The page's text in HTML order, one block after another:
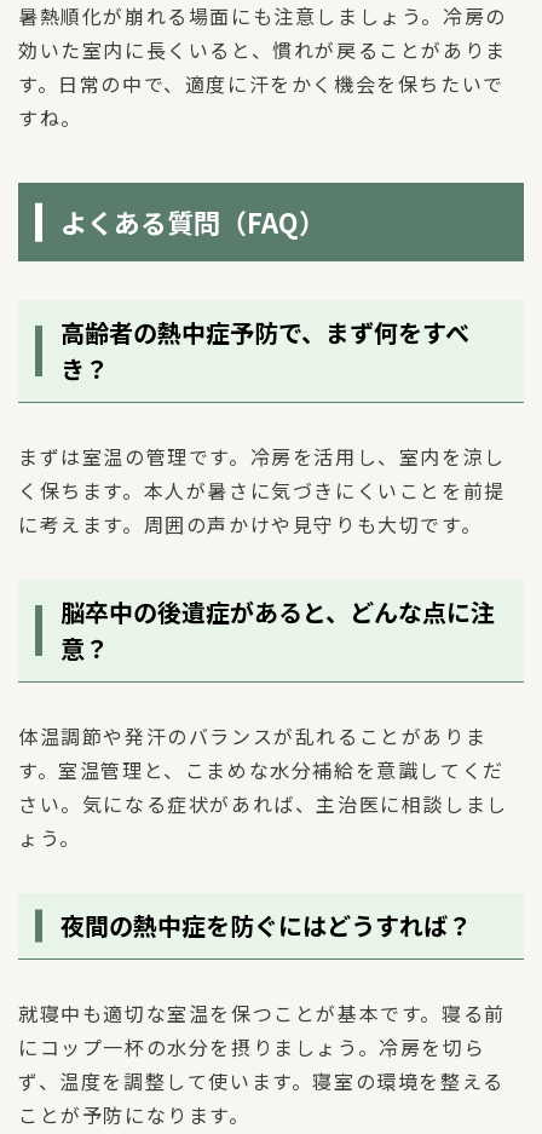
暑熱順化が崩れる場面にも注意しましょう。冷房の
効いた室内に長くいると、慣れが戻ることがありま
す。日常の中で、適度に汗をかく機会を保ちたいで
すね。
よくある質問（FAQ）
高齢者の熱中症予防で、まず何をすべ
き？
まずは室温の管理です。冷房を活用し、室内を涼し
く保ちます。本人が暑さに気づきにくいことを前提
に考えます。周囲の声かけや見守りも大切です。
脳卒中の後遺症があると、どんな点に注
意？
体温調節や発汗のバランスが乱れることがありま
す。室温管理と、こまめな水分補給を意識してくだ
さい。気になる症状があれば、主治医に相談しまし
ょう。
夜間の熱中症を防ぐにはどうすれば？
就寝中も適切な室温を保つことが基本です。寝る前
にコップ一杯の水分を摂りましょう。冷房を切ら
ず、温度を調整して使います。寝室の環境を整える
ことが予防になります。